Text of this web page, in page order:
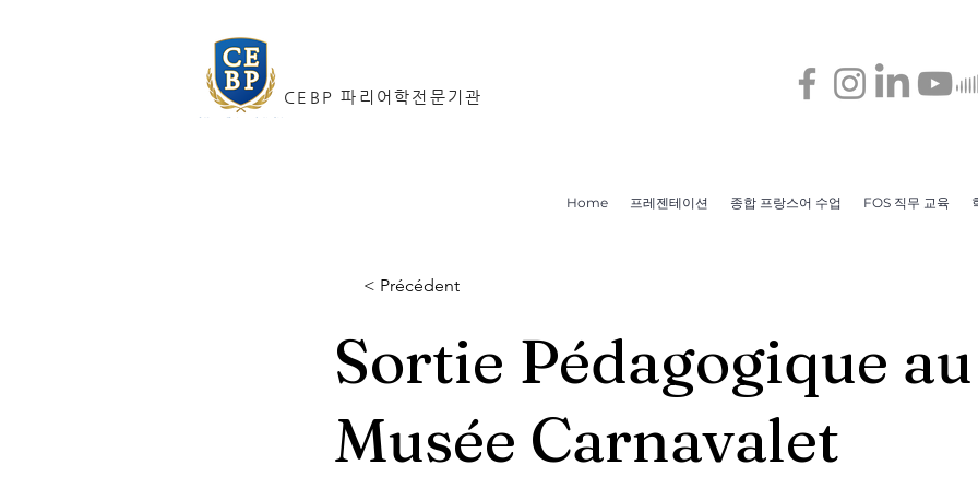
CEBP 파리어학전문기관
Home 프레젠테이션 종합 프랑스어 수업 FOS 직무 교육
< Précédent
Sortie Pédagogique au
Musée Carnavalet